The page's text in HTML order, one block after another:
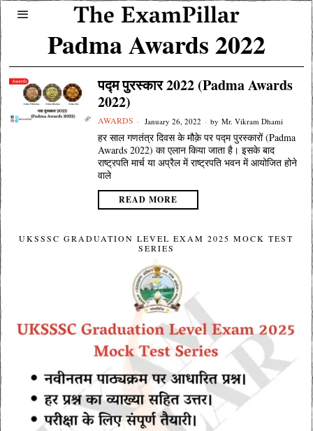
Padma Awards 2022
पद्म पुरस्कार 2022 (Padma Awards
2022)
AWARDS January 26, 2022 by Mr. Vikram Dhami
हर साल गणतंत्र दिवस के मौक़े पर पद्म पुरस्कारों (Padma
Awards 2022) का एलान किया जाता है। इसके बाद
राष्ट्रपति मार्च या अप्रैल में राष्ट्रपति भवन में आयोजित होने
वाले
READ MORE
UKSSSC GRADUATION LEVEL EXAM 2025 MOCK TEST
SERIES